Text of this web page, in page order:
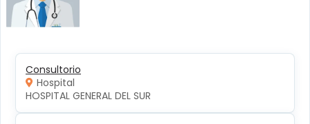
Consultorio
Hospital
HOSPITAL GENERAL DEL SUR